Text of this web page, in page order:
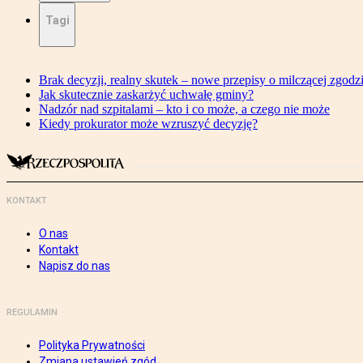
Tagi
Brak decyzji, realny skutek – nowe przepisy o milczącej
Jak skutecznie zaskarżyć uchwałę gminy?
Nadzór nad szpitalami – kto i co może, a czego nie może
Kiedy prokurator może wzruszyć decyzję?
KONTAKT
O nas
Kontakt
Napisz do nas
REGULAMIN
Polityka Prywatności